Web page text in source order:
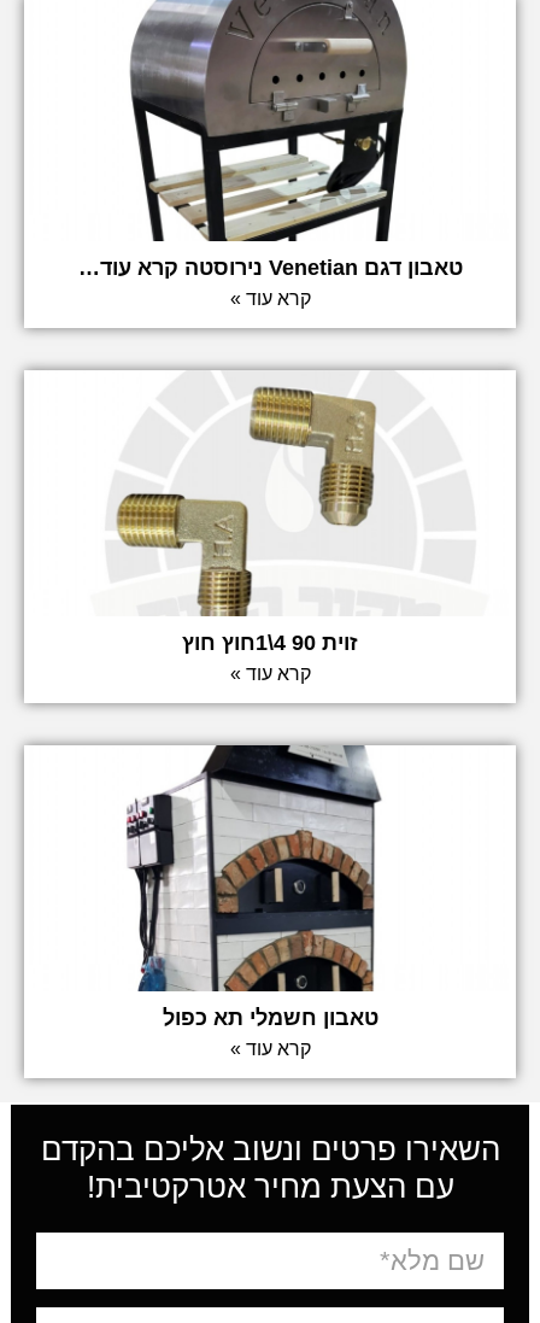
טאבון דגם Venetian נירוסטה קרא עוד…
קרא עוד »
זוית 90 4\1חוץ חוץ
קרא עוד »
טאבון חשמלי תא כפול
קרא עוד »
השאירו פרטים ונשוב אליכם בהקדם
עם הצעת מחיר אטרקטיבית!